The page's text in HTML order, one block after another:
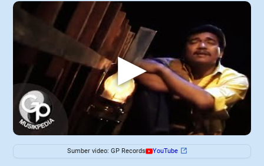
▶
Sumber video: GP Records YouTube